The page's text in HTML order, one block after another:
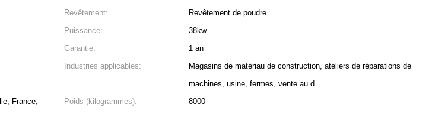
Revêtement:
Revêtement de poudre
Puissance:
38kw
Garantie:
1 an
Industries applicables:
Magasins de matériau de construction, ateliers de réparations de
machines, usine, fermes, vente au d
France,
Poids (kilogrammes): 8000